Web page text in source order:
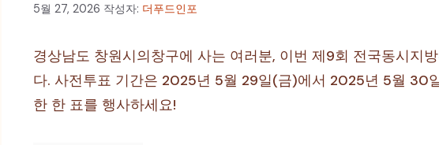
5월 27, 2026 작성자: 더푸드인포
경상남도 창원시의창구에 사는 여러분, 이번 제9회 전국동시지
다. 사전투표 기간은 2025년 5월 29일(금)에서 2025년 5월 30
한 한 표를 행사하세요!